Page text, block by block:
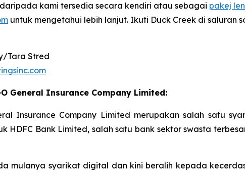
kami tersedia secara kendiri atau sebagai pakej
untuk mengetahui lebih lanjut. Ikuti Duck Creek di saluran
Tara Stred
General Insurance Company Limited:
Insurance Company Limited merupakan salah satu
HDFC Bank Limited, salah satu bank sektor swasta
mulanya syarikat digital dan kini beralih kepada